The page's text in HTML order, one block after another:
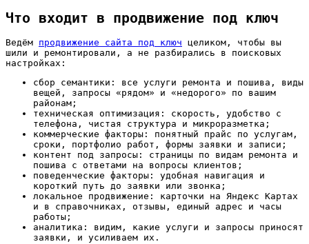
Что входит в продвижение под ключ
Ведём продвижение сайта под ключ целиком, чтобы вы
шили и ремонтировали, а не разбирались в поисковых
настройках:
сбор семантики: все услуги ремонта и пошива, виды
вещей, запросы «рядом» и «недорого» по вашим
районам;
техническая оптимизация: скорость, удобство с
телефона, чистая структура и микроразметка;
коммерческие факторы: понятный прайс по услугам,
сроки, портфолио работ, формы заявки и записи;
контент под запросы: страницы по видам ремонта и
пошива с ответами на вопросы клиентов;
поведенческие факторы: удобная навигация и
короткий путь до заявки или звонка;
локальное продвижение: карточки на Яндекс Картах
и в справочниках, отзывы, единый адрес и часы
работы;
аналитика: видим, какие услуги и запросы приносят
заявки, и усиливаем их.